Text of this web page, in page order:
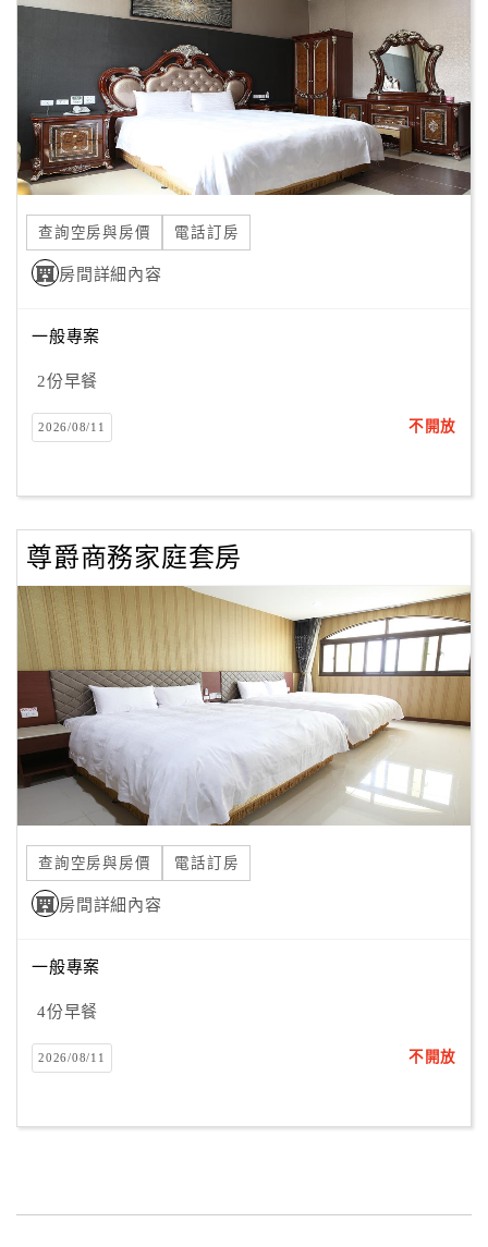
商
品
傳查詢空房與房價 電話訂房
房間詳細內容
一般專案
2份早餐
2026/08/11 不開放
尊爵商務家庭套房
查詢空房與房價 電話訂房
房間詳細內容
一般專案
4份早餐
2026/08/11 不開放